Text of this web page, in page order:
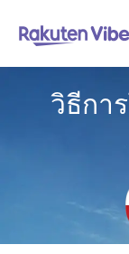
วิธีกา